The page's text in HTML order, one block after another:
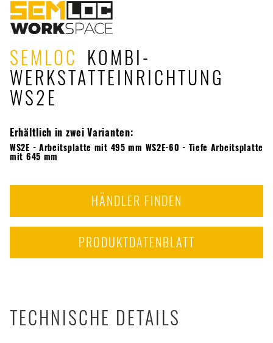
SEMLOC KOMBI-
WERKSTATTEINRICHTUNG
WS2E
Erhältlich in zwei Varianten:
WS2E - Arbeitsplatte mit 495 mm WS2E-60 - Tiefe Arbeitsplatte
mit 645 mm
HÄNDLER FINDEN
PRODUKTDATENBLATT
TECHNISCHE DETAILS